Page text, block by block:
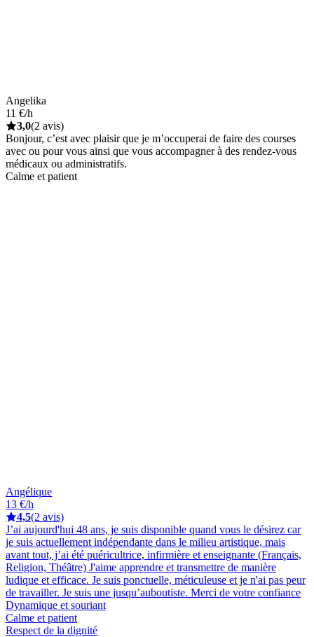
Angelika
11 €/h
3,0(2 avis)
Bonjour, c’est avec plaisir que je m’occuperai de faire des courses
avec ou pour vous ainsi que vous accompagner à des rendez-vous
médicaux ou administratifs.
Calme et patient
Angélique
13 €/h
4,5(2 avis)
J’ai aujourd'hui 48 ans, je suis disponible quand vous le désirez car
je suis actuellement indépendante dans le milieu artistique, mais
avant tout, j’ai été puéricultrice, infirmière et enseignante (Français,
Religion, Théâtre) J'aime apprendre et transmettre de manière
ludique et efficace. Je suis ponctuelle, méticuleuse et je n'ai pas peur
de travailler. Je suis une jusqu’auboutiste. Merci de votre confiance
Dynamique et souriant
Calme et patient
Respect de la dignité